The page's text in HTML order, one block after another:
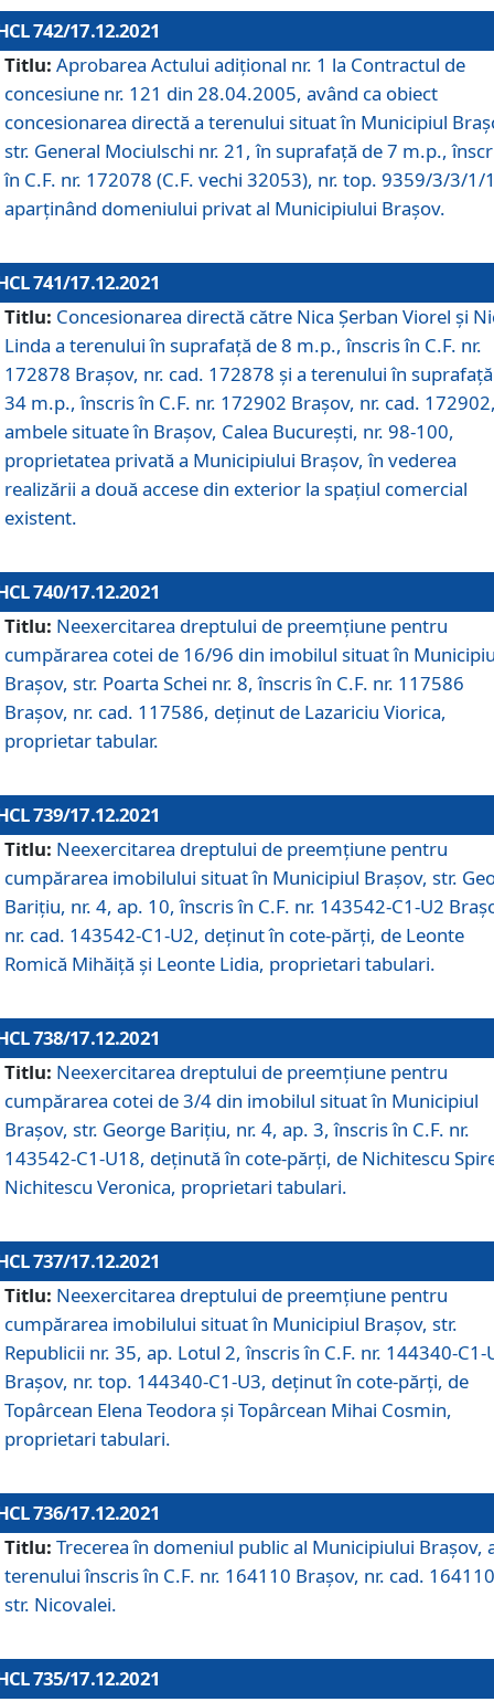
742/17.12.2021
Titlu: Aprobarea Actului adiţional nr. 1 la Contractul de
concesiune nr. 121 din 28.04.2005, având ca obiect
concesionarea directă a terenului situat în Municipiul
str. General Mociulschi nr. 21, în suprafață de 7 m.p.,
în C.F. nr. 172078 (C.F. vechi 32053), nr. top. 9359/3/3/1/
aparținând domeniului privat al Municipiului Brașov.
741/17.12.2021
Titlu: Concesionarea directă către Nica Șerban Viorel și
Linda a terenului în suprafață de 8 m.p., înscris în C.F. nr.
172878 Brașov, nr. cad. 172878 și a terenului în
34 m.p., înscris în C.F. nr. 172902 Brașov, nr. cad.
ambele situate în Brașov, Calea București, nr. 98-100,
proprietatea privată a Municipiului Brașov, în vederea
realizării a două accese din exterior la spațiul comercial
existent.
740/17.12.2021
Titlu: Neexercitarea dreptului de preemţiune pentru
cumpărarea cotei de 16/96 din imobilul situat în
Braşov, str. Poarta Schei nr. 8, înscris în C.F. nr. 117586
Brașov, nr. cad. 117586, deținut de Lazariciu Viorica,
proprietar tabular.
739/17.12.2021
Titlu: Neexercitarea dreptului de preemţiune pentru
cumpărarea imobilului situat în Municipiul Braşov, str.
Barițiu, nr. 4, ap. 10, înscris în C.F. nr. 143542-C1-U2
nr. cad. 143542-C1-U2, deținut în cote-părți, de Leonte
Romică Mihăiță și Leonte Lidia, proprietari tabulari.
738/17.12.2021
Titlu: Neexercitarea dreptului de preemţiune pentru
cumpărarea cotei de 3/4 din imobilul situat în Municipiul
Braşov, str. George Barițiu, nr. 4, ap. 3, înscris în C.F. nr.
143542-C1-U18, deținută în cote-părți, de Nichitescu
Nichitescu Veronica, proprietari tabulari.
737/17.12.2021
Titlu: Neexercitarea dreptului de preemţiune pentru
cumpărarea imobilului situat în Municipiul Braşov, str.
Republicii nr. 35, ap. Lotul 2, înscris în C.F. nr. 144340-C1-
Brașov, nr. top. 144340-C1-U3, deținut în cote-părți, de
Topârcean Elena Teodora și Topârcean Mihai Cosmin,
proprietari tabulari.
736/17.12.2021
Titlu: Trecerea în domeniul public al Municipiului Braşov,
terenului înscris în C.F. nr. 164110 Brașov, nr. cad.
str. Nicovalei.
735/17.12.2021